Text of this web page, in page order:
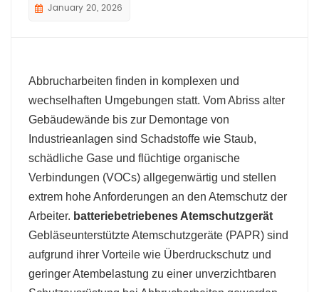
January 20, 2026
Abbrucharbeiten finden in komplexen und
wechselhaften Umgebungen statt. Vom Abriss alter
Gebäudewände bis zur Demontage von
Industrieanlagen sind Schadstoffe wie Staub,
schädliche Gase und flüchtige organische
Verbindungen (VOCs) allgegenwärtig und stellen
extrem hohe Anforderungen an den Atemschutz der
Arbeiter. batteriebetriebenes Atemschutzgerät
Gebläseunterstützte Atemschutzgeräte (PAPR) sind
aufgrund ihrer Vorteile wie Überdruckschutz und
geringer Atembelastung zu einer unverzichtbaren